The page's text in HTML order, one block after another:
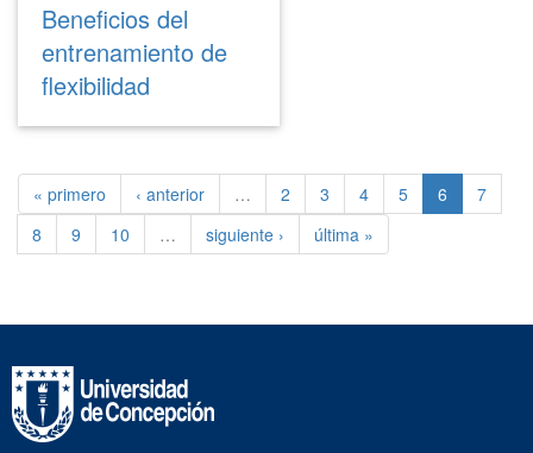
Beneficios del
entrenamiento de
flexibilidad
« primero ‹ anterior … 2 3 4 5 6
7
8
9 10 … siguiente › última »